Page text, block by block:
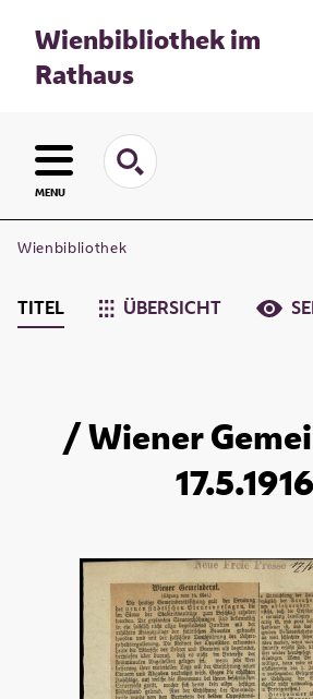
Wienbibliothek im
Rathaus
MENU
Wienbibliothek
TITEL ÜBERSICHT
/ Wiener
17.5.1916